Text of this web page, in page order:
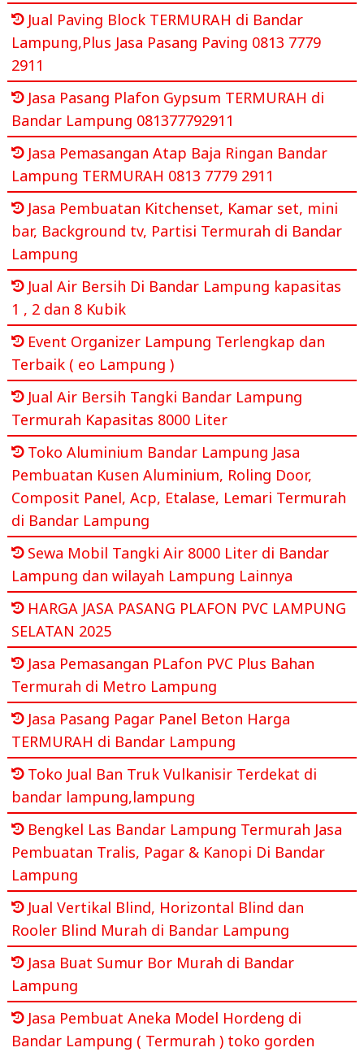
Jual Paving Block TERMURAH di Bandar
Lampung,Plus Jasa Pasang Paving 0813 7779
2911
Jasa Pasang Plafon Gypsum TERMURAH di
Bandar Lampung 081377792911
Jasa Pemasangan Atap Baja Ringan Bandar
Lampung TERMURAH 0813 7779 2911
Jasa Pembuatan Kitchenset, Kamar set, mini
bar, Background tv, Partisi Termurah di Bandar
Lampung
Jual Air Bersih Di Bandar Lampung kapasitas
1 , 2 dan 8 Kubik
Event Organizer Lampung Terlengkap dan
Terbaik ( eo Lampung )
Jual Air Bersih Tangki Bandar Lampung
Termurah Kapasitas 8000 Liter
Toko Aluminium Bandar Lampung Jasa
Pembuatan Kusen Aluminium, Roling Door,
Composit Panel, Acp, Etalase, Lemari Termurah
di Bandar Lampung
Sewa Mobil Tangki Air 8000 Liter di Bandar
Lampung dan wilayah Lampung Lainnya
HARGA JASA PASANG PLAFON PVC LAMPUNG
SELATAN 2025
Jasa Pemasangan PLafon PVC Plus Bahan
Termurah di Metro Lampung
Jasa Pasang Pagar Panel Beton Harga
TERMURAH di Bandar Lampung
Toko Jual Ban Truk Vulkanisir Terdekat di
bandar lampung,lampung
Bengkel Las Bandar Lampung Termurah Jasa
Pembuatan Tralis, Pagar & Kanopi Di Bandar
Lampung
Jual Vertikal Blind, Horizontal Blind dan
Rooler Blind Murah di Bandar Lampung
Jasa Buat Sumur Bor Murah di Bandar
Lampung
Jasa Pembuat Aneka Model Hordeng di
Bandar Lampung ( Termurah ) toko gorden